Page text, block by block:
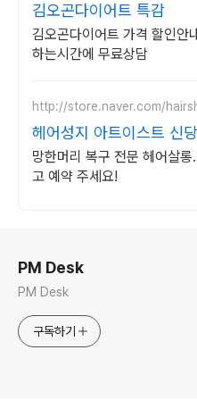
김오곤다이어트 특감
김오곤다이어트 가격 할인안
하는시간에 무료상담
http://store.naver.com/
헤어성지 아트이스트 신
망한머리 복구 전문 헤어살롱
고 예약 주세요!
PM Desk
PM Desk
구독하기